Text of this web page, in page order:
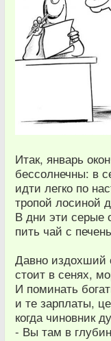
Итак, январь
бессолнечны: в
идти легко по
тропой лосиной
В дни эти серые
пить чай с
Давно издохший
стоит в сенях,
И поминать
и те зарплаты,
когда чиновник
- Вы там в